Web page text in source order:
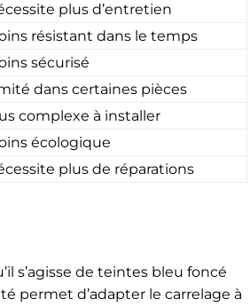
plus d’entretien
résistant dans le temps
sécurisé
dans certaines pièces
complexe à installer
écologique
plus de réparations
s’agisse de teintes bleu foncé
permet d’adapter le carrelage à